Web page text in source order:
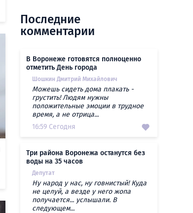
Последние
комментарии
В Воронеже готовятся полноценно
отметить День города
Шошкин Дмитрий Михайлович
Можешь сидеть дома плакать -
грустить! Людям нужны
положительные эмоции в трудное
время, а не отрица...
16:59 Сегодня
Три района Воронежа останутся без
воды на 35 часов
Депутат
Ну народ у нас, ну говнистый! Куда
не целуй, а везде у него жопа
получается... услышали. В
следующем...